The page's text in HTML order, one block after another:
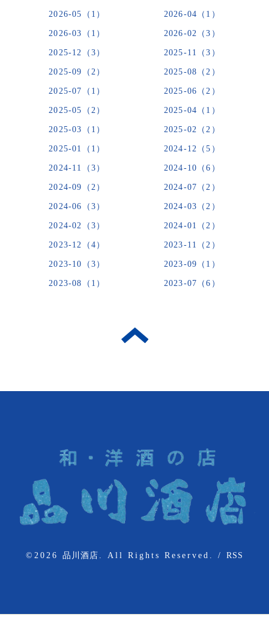
2026-05（1） 2026-04（1）
2026-03（1） 2026-02（3）
2025-12（3） 2025-11（3）
2025-09（2） 2025-08（2）
2025-07（1） 2025-06（2）
2025-05（2） 2025-04（1）
2025-03（1） 2025-02（2）
2025-01（1） 2024-12（5）
2024-11（3） 2024-10（6）
2024-09（2） 2024-07（2）
2024-06（3） 2024-03（2）
2024-02（3） 2024-01（2）
2023-12（4） 2023-11（2）
2023-10（3） 2023-09（1）
2023-08（1） 2023-07（6）
©2026 品川酒店 . All Rights Reserved. / RSS